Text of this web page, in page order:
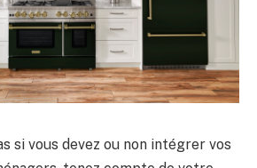
si vous devez ou non intégrer vos